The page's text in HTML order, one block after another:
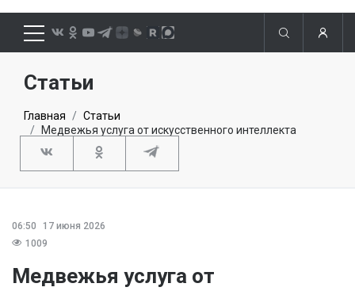
Статьи
Главная
Статьи
Медвежья услуга от искусственного интеллекта
06:50
17 июня 2026
1009
Медвежья услуга от